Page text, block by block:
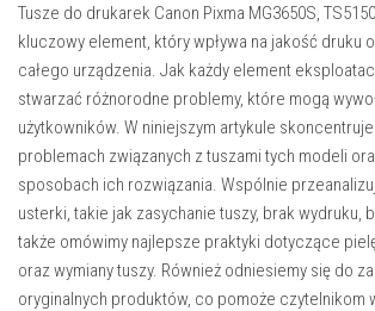
Tusze do drukarek Canon Pixma MG3650S,
kluczowy element, który wpływa na jakość druku
całego urządzenia. Jak każdy element
stwarzać różnorodne problemy, które mogą
użytkowników. W niniejszym artykule
problemach związanych z tuszami tych modeli
sposobach ich rozwiązania. Wspólnie
usterki, takie jak zasychanie tuszy, brak wydruku,
także omówimy najlepsze praktyki dotyczące
oraz wymiany tuszy. Również odniesiemy się do
oryginalnych produktów, co pomoże czytelnikom